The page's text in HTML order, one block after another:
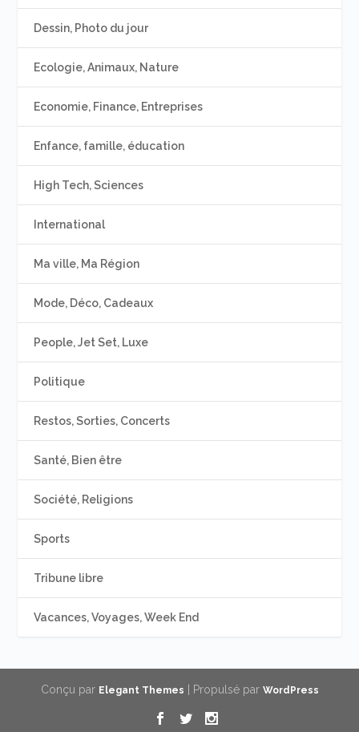
Dessin, Photo du jour
Ecologie, Animaux, Nature
Economie, Finance, Entreprises
Enfance, famille, éducation
High Tech, Sciences
International
Ma ville, Ma Région
Mode, Déco, Cadeaux
People, Jet Set, Luxe
Politique
Restos, Sorties, Concerts
Santé, Bien être
Société, Religions
Sports
Tribune libre
Vacances, Voyages, Week End
Conçu par Elegant Themes | Propulsé par WordPress